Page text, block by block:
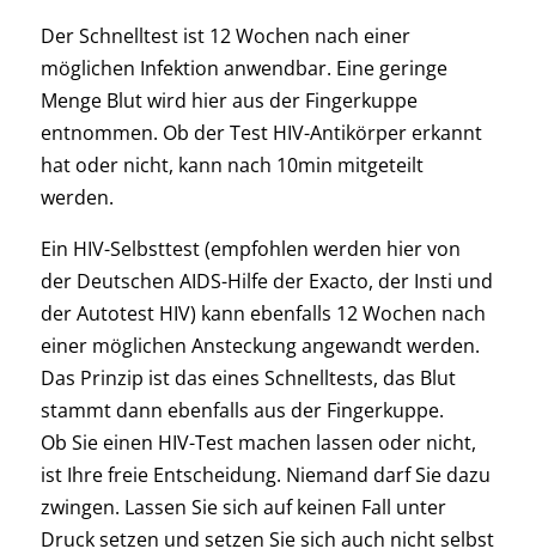
Der Schnelltest ist 12 Wochen nach einer
möglichen Infektion anwendbar. Eine geringe
Menge Blut wird hier aus der Fingerkuppe
entnommen. Ob der Test HIV-Antikörper erkannt
hat oder nicht, kann nach 10min mitgeteilt
werden.
Ein HIV-Selbsttest (empfohlen werden hier von
der Deutschen AIDS-Hilfe der Exacto, der Insti und
der Autotest HIV) kann ebenfalls 12 Wochen nach
einer möglichen Ansteckung angewandt werden.
Das Prinzip ist das eines Schnelltests, das Blut
stammt dann ebenfalls aus der Fingerkuppe.
Ob Sie einen HIV-Test machen lassen oder nicht,
ist Ihre freie Entscheidung. Niemand darf Sie dazu
zwingen. Lassen Sie sich auf keinen Fall unter
Druck setzen und setzen Sie sich auch nicht selbst